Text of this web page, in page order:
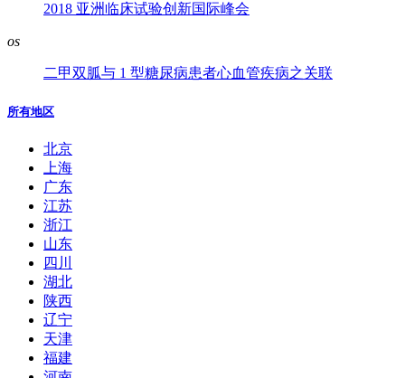
2018 亚洲临床试验创新国际峰会
os
二甲双胍与 1 型糖尿病患者心血管疾病之关联
所有地区
北京
上海
广东
江苏
浙江
山东
四川
湖北
陕西
辽宁
天津
福建